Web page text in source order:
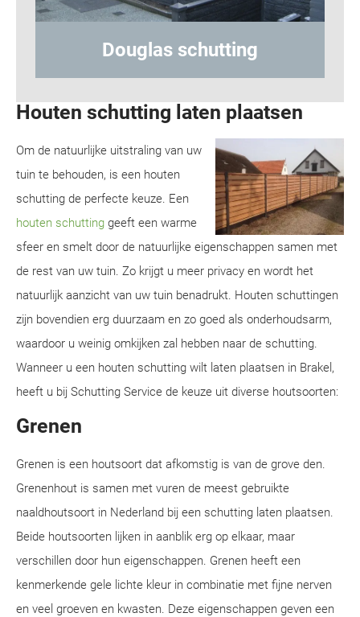
Hout-betonschutting
Houten schutting laten plaatsen
Om de natuurlijke uitstraling van uw
tuin te behouden, is een houten
schutting de perfecte keuze. Een
houten schutting geeft een warme
sfeer en smelt door de natuurlijke eigenschappen samen met
de rest van uw tuin. Zo krijgt u meer privacy en wordt het
natuurlijk aanzicht van uw tuin benadrukt. Houten schuttingen
zijn bovendien erg duurzaam en zo goed als onderhoudsarm,
waardoor u weinig omkijken zal hebben naar de schutting.
Wanneer u een houten schutting wilt laten plaatsen in Brakel,
heeft u bij Schutting Service de keuze uit diverse houtsoorten:
Grenen
Grenen is een houtsoort dat afkomstig is van de grove den.
Grenenhout is samen met vuren de meest gebruikte
naaldhoutsoort in Nederland bij een schutting laten plaatsen.
Beide houtsoorten lijken in aanblik erg op elkaar, maar
verschillen door hun eigenschappen. Grenen heeft een
kenmerkende gele lichte kleur in combinatie met fijne nerven
en veel groeven en kwasten. Deze eigenschappen geven een